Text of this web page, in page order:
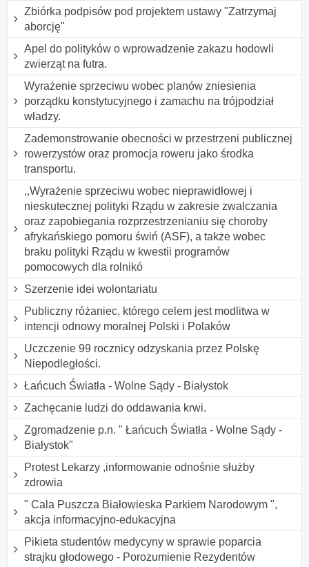
Zbiórka podpisów pod projektem ustawy "Zatrzymaj
aborcję"
Apel do polityków o wprowadzenie zakazu hodowli
zwierząt na futra.
Wyrażenie sprzeciwu wobec planów zniesienia
porządku konstytucyjnego i zamachu na trójpodział
władzy.
Zademonstrowanie obecności w przestrzeni publicznej
rowerzystów oraz promocja roweru jako środka
transportu.
,,Wyrażenie sprzeciwu wobec nieprawidłowej i
nieskutecznej polityki Rządu w zakresie zwalczania
oraz zapobiegania rozprzestrzenianiu się choroby
afrykańskiego pomoru świń (ASF), a także wobec
braku polityki Rządu w kwestii programów
pomocowych dla rolnikó
Szerzenie idei wolontariatu
Publiczny różaniec, którego celem jest modlitwa w
intencji odnowy moralnej Polski i Polaków
Uczczenie 99 rocznicy odzyskania przez Polskę
Niepodległości.
Łańcuch Światła - Wolne Sądy - Białystok
Zachęcanie ludzi do oddawania krwi.
Zgromadzenie p.n. " Łańcuch Światła - Wolne Sądy -
Białystok"
Protest Lekarzy ,informowanie odnośnie służby
zdrowia
" Cala Puszcza Białowieska Parkiem Narodowym ",
akcja informacyjno-edukacyjna
Pikieta studentów medycyny w sprawie poparcia
strajku głodowego - Porozumienie Rezydentów